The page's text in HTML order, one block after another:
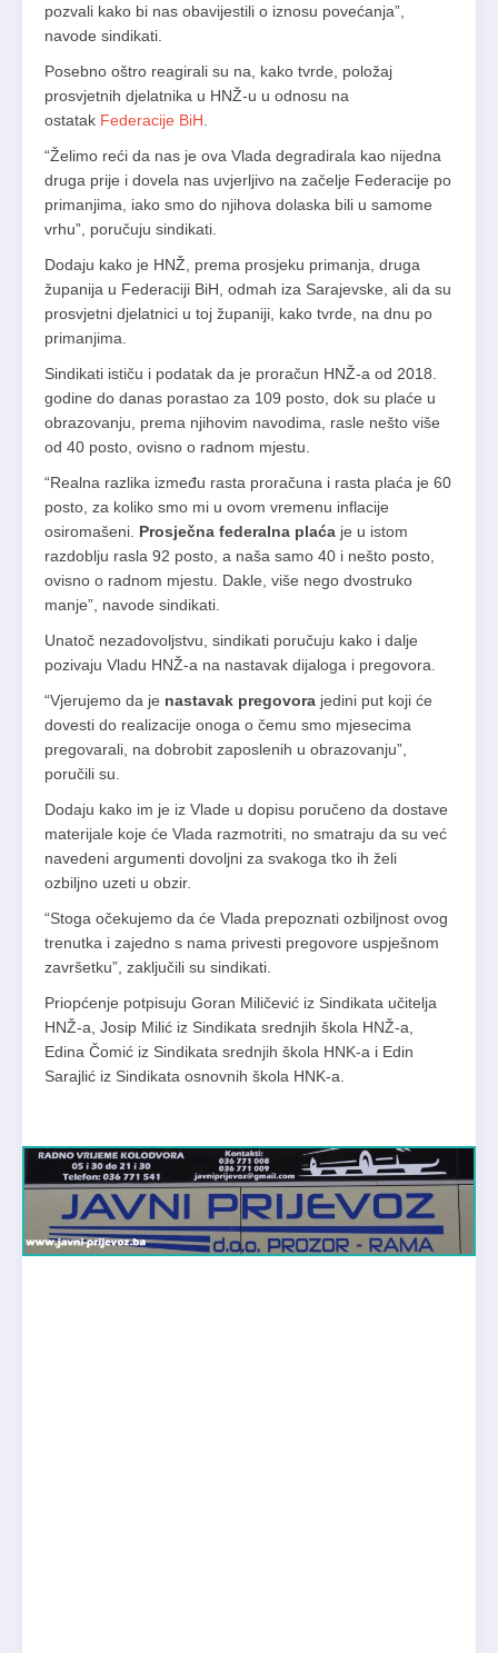
pozvali kako bi nas obavijestili o iznosu povećanja”,
navode sindikati.
Posebno oštro reagirali su na, kako tvrde, položaj
prosvjetnih djelatnika u HNŽ-u u odnosu na
ostatak Federacije BiH
“Želimo reći da nas je ova Vlada degradirala kao nijedna
druga prije i dovela nas uvjerljivo na začelje Federacije po
primanjima, iako smo do njihova dolaska bili u samome
vrhu”, poručuju sindikati.
Dodaju kako je HNŽ, prema prosjeku primanja, druga
županija u Federaciji BiH, odmah iza Sarajevske, ali da su
prosvjetni djelatnici u toj županiji, kako tvrde, na dnu po
primanjima.
Sindikati ističu i podatak da je proračun HNŽ-a od 2018.
godine do danas porastao za 109 posto, dok su plaće u
obrazovanju, prema njihovim navodima, rasle nešto više
od 40 posto, ovisno o radnom mjestu.
“Realna razlika između rasta proračuna i rasta plaća je 60
posto, za koliko smo mi u ovom vremenu inflacije
osiromašeni. Prosječna federalna plaća je u istom
razdoblju rasla 92 posto, a naša samo 40 i nešto posto,
ovisno o radnom mjestu. Dakle, više nego dvostruko
manje”, navode sindikati.
Unatoč nezadovoljstvu, sindikati poručuju kako i dalje
pozivaju Vladu HNŽ-a na nastavak dijaloga i pregovora.
“Vjerujemo da je nastavak pregovora jedini put koji će
dovesti do realizacije onoga o čemu smo mjesecima
pregovarali, na dobrobit zaposlenih u obrazovanju”,
poručili su.
Dodaju kako im je iz Vlade u dopisu poručeno da dostave
materijale koje će Vlada razmotriti, no smatraju da su već
navedeni argumenti dovoljni za svakoga tko ih želi
ozbiljno uzeti u obzir.
“Stoga očekujemo da će Vlada prepoznati ozbiljnost ovog
trenutka i zajedno s nama privesti pregovore uspješnom
završetku”, zaključili su sindikati.
Priopćenje potpisuju Goran Miličević iz Sindikata učitelja
HNŽ-a, Josip Milić iz Sindikata srednjih škola HNŽ-a,
Edina Čomić iz Sindikata srednjih škola HNK-a i Edin
Sarajlić iz Sindikata osnovnih škola HNK-a.